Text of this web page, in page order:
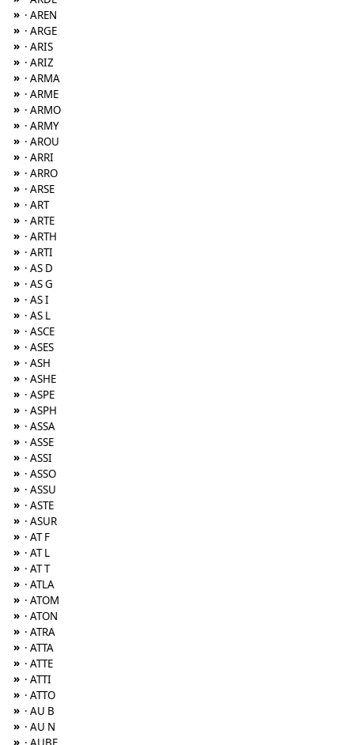
» · AREN
» · ARGE
» · ARIS
» · ARIZ
» · ARMA
» · ARME
» · ARMO
» · ARMY
» · AROU
» · ARRI
» · ARRO
» · ARSE
» · ART
» · ARTE
» · ARTH
» · ARTI
» · AS D
» · AS G
» · AS I
» · AS L
» · ASCE
» · ASES
» · ASH
» · ASHE
» · ASPE
» · ASPH
» · ASSA
» · ASSE
» · ASSI
» · ASSO
» · ASSU
» · ASTE
» · ASUR
» · AT F
» · AT L
» · AT T
» · ATLA
» · ATOM
» · ATON
» · ATRA
» · ATTA
» · ATTE
» · ATTI
» · ATTO
» · AU B
» · AU N
»